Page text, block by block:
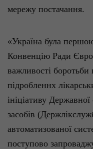
мережу постачання.
«Україна була
Конвенцію Ради
важливості боротьби
підробленнх
ініціативу Державної
засобів (
автоматизованої
поступово